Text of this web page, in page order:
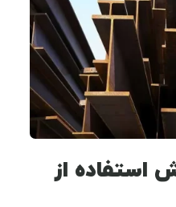
استفاده از